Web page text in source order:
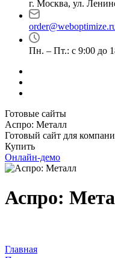
г. Москва, ул.
Пн. – Пт.: с 9:00 до
Готовые сайты
Аспро: Металл
Готовый сайт для
Купить
Онлайн-демо
Аспро:
Главная